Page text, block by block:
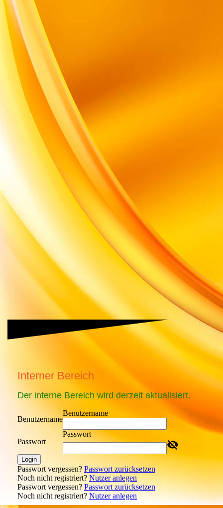
Interner Bereich
Der interne Bereich wird derzeit aktualisiert.
Benutzername
Benutzername
Passwort
Passwort
Login
Passwort vergessen? Passwort zurücksetzen
Noch nicht registriert? Nutzer anlegen
Passwort vergessen? Passwort zurücksetzen
Noch nicht registriert? Nutzer anlegen